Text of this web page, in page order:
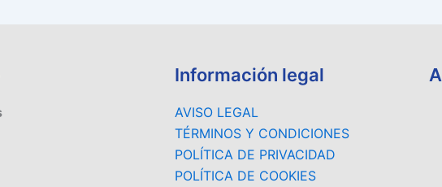
Información legal
AVISO LEGAL
TÉRMINOS Y CONDICIONES
POLÍTICA DE PRIVACIDAD
POLÍTICA DE COOKIES